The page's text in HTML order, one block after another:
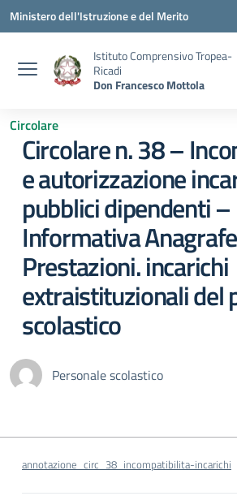
Vai ai contenuti
Vai al menu di navigazione
Vai al footer
Ministero dell'Istruzione e del Merito
Istituto Comprensivo Tropea-
Ricadi
Don Francesco Mottola
Circolare
Circolare n. 38 –
e autorizzazione
pubblici dipendenti –
Informativa
Prestazioni. incarichi
extraistituzionali del
scolastico
Personale scolastico
annotazione_circ_38_incompatibilita-incarichi